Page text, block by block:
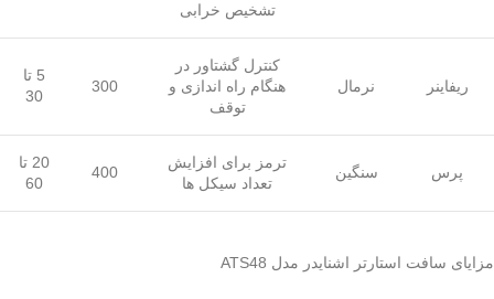
تشخیص خرابی
ریفاینر نرمال
کنترل گشتاور در
هنگام راه اندازی و
توقف
300
5 تا
30
پرس سنگین
ترمز برای افزایش
تعداد سیکل ها
400
20 تا
60
مزایای سافت استارتر اشنایدر مدل ATS48